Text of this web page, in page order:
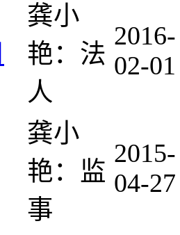
龚小
艳：法
人
2016-
02-01
龚小
艳：监
事
2015-
04-27